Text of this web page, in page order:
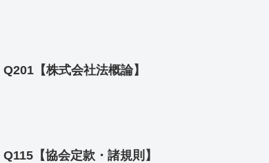
Q201【株式会社法概論】
Q115【協会定款・諸規則】